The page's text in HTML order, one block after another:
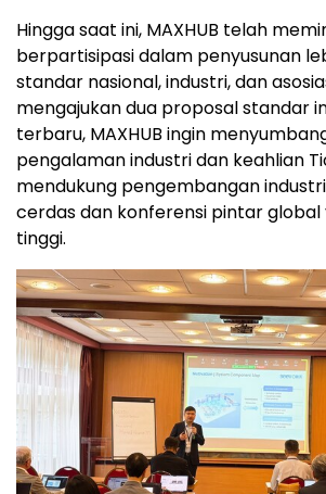
Hingga saat ini, MAXHUB telah
berpartisipasi dalam penyusunan
standar nasional, industri, dan
mengajukan dua proposal standar
terbaru, MAXHUB ingin
pengalaman industri dan keahlian
mendukung pengembangan
cerdas dan konferensi pintar
tinggi.